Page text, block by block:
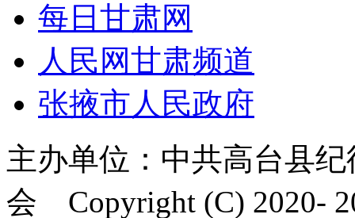
每日甘肃网
人民网甘肃频道
张掖市人民政府
主办单位：中共高台县
会 Copyright (C) 2020-